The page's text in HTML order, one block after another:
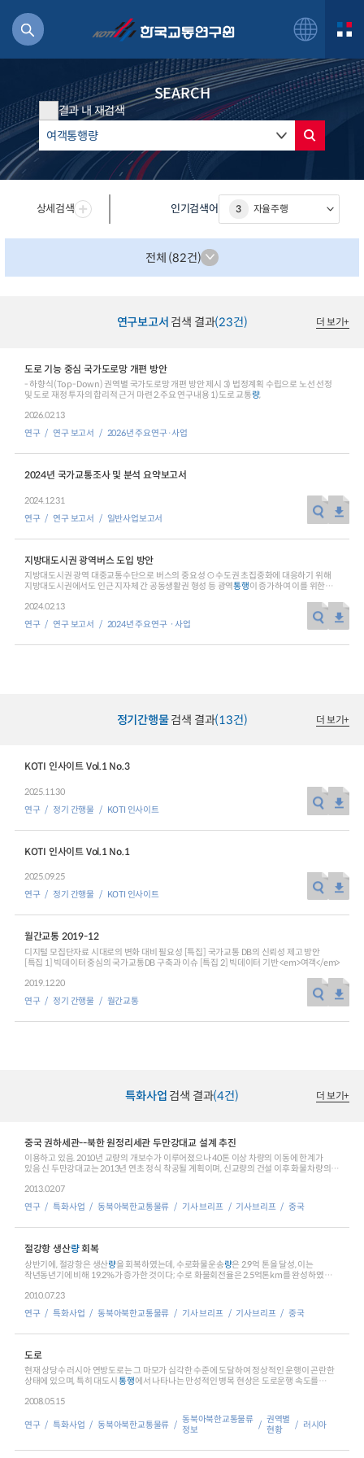
SEARCH
결과 내 재검색
인기검색어 3 자율주행
상세검색
전체 (82건)
연구보고서 검색 결과(23건) 더 보기+
도로 기능 중심 국가도로망 개편 방안
- 하향식(Top-Down) 권역별 국가도로망 개편 방안 제시 3) 법정계획 수립으로 노선 선정
및 도로 재정 투자의 합리적 근거 마련 2.주요 연구내용 1)도로 교통량,
2026.02.13
연구
연구 보고서 2026년 주요연구·사업
2024년 국가교통조사 및 분석 요약보고서
2024.12.31
연구
연구 보고서 일반사업보고서
지방대도시권 광역버스 도입 방안
지방대도시권 광역 대중교통수단으로 버스의 중요성 ⊙수도권 초집중화에 대응하기 위해
지방대도시권에서도 인근 지자체 간 공동생활권 형성 등 광역통행이 증가하여 이를 위한
2024.02.13
연구
연구 보고서 2024년 주요연구ㆍ사업
정기간행물검색 결과(13건) 더 보기+
KOTI 인사이트 Vol.1 No.3
2025.11.30
연구
정기 간행물 KOTI 인사이트
KOTI 인사이트 Vol.1 No.1
2025.09.25
연구
정기 간행물 KOTI 인사이트
월간교통 2019-12
디지털 모집단자료 시대로의 변화 대비 필요성 [특집] 국가교통 DB의 신뢰성 제고 방안
[특집 1] 빅데이터 중심의 국가교통DB 구축과 이슈 [특집 2] 빅데이터 기반 <em>여객</em>
2019.12.20
연구
정기 간행물 월간교통
특화사업 검색 결과(4건) 더 보기+
중국 권하세관--북한 원정리세관 두만강대교 설계 추진
이용하고 있음. 2010년 교량의 개보수가 이루어졌으나 40톤 이상 차량의 이동에 한계가
있음 신 두만강대교는 2013년 연초 정식 착공될 계획이며, 신교량의 건설 이후 화물차량의
2013.02.07
연구
특화사업 동북아북한교통물류 기사 브리프 기사브리프 중국
절강항 생산량회복
상반기에, 절강항은 생산량을 회복하였는데, 수로화물운송량은 2.9억 톤을 달성, 이는
작년동년기에 비해 19.2%가 증가한 것이다; 수로 화물회전율은 2.5억톤km를 완성하였고,
2010.07.23
연구
특화사업 동북아북한교통물류 기사 브리프 기사브리프 중국
도로
현재 상당수 러시아 연방도로는 그 마모가 심각한 수준에 도달하여 정상적인 운행이 곤란한
상태에 있으며, 특히 대도시통행에서 나타나는 만성적인 병목 현상은 도로운행 속도를
2008.05.15
연구 특화사업 동북아북한교통물류
동북아북한교통물류
정보
권역별
현황
러시아
2024년 국가교통조사 및 분석
요약보고서
전국여객OD 여객통행량
통행발생모형
수단분담모형
여객OD현행화
권역별통행지표
사회경제지표
교통수요예측
2024.12.31
2024 생활물류 서비스 보